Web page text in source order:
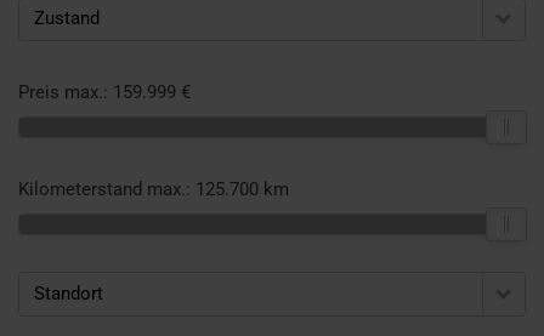
Zustand
Preis max.: 159.999 €
Kilometerstand max.: 125.700 km
Standort